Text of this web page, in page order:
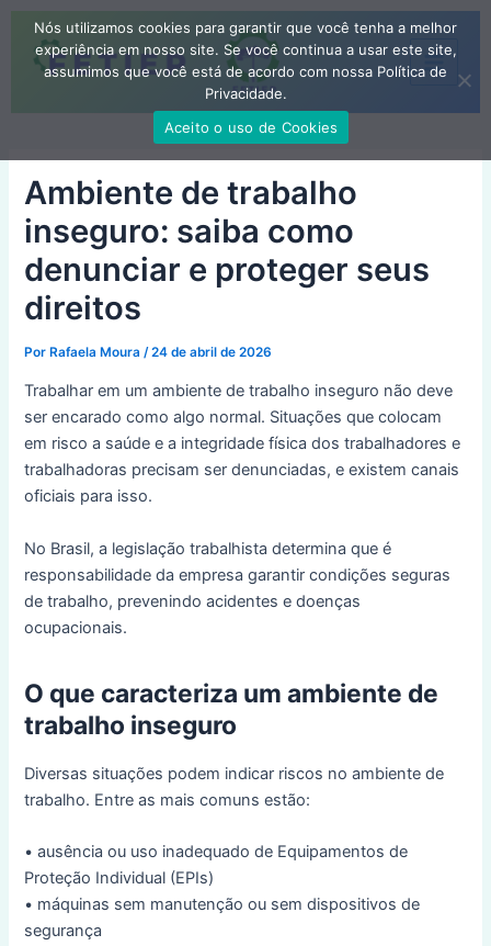
Main
Ambiente de trabalho
inseguro: saiba como
denunciar e proteger seus
direitos
PorRafaela Moura /24 de abril de 2026
Trabalhar em um ambiente de trabalho inseguro não deve
ser encarado como algo normal. Situações que colocam
em risco a saúde e a integridade física dos trabalhadores e
trabalhadoras precisam ser denunciadas, e existem canais
oficiais para isso.
No Brasil, a legislação trabalhista determina que é
responsabilidade da empresa garantir condições seguras
de trabalho, prevenindo acidentes e doenças
ocupacionais.
O que caracteriza um ambiente de
trabalho inseguro
Diversas situações podem indicar riscos no ambiente de
trabalho. Entre as mais comuns estão:
• ausência ou uso inadequado de Equipamentos de
Proteção Individual (EPIs)
• máquinas sem manutenção ou sem dispositivos de
segurança
Nós utilizamos cookies para garantir que você tenha a melhor
experiência em nosso site. Se você continua a usar este site,
assumimos que você está de acordo com nossa Política de
Privacidade.
Aceito o uso de Cookies